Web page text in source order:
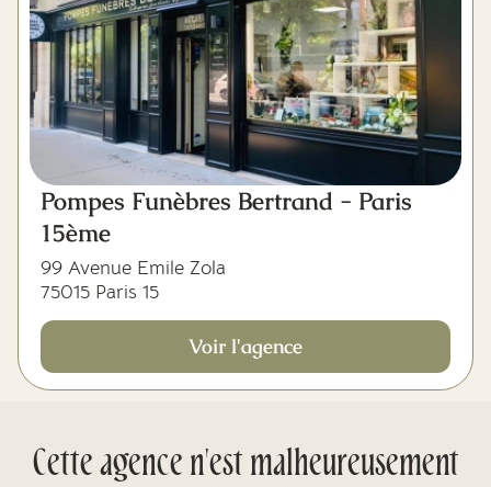
Pompes Funèbres Bertrand - Paris
15ème
99 Avenue Emile Zola
75015 Paris 15
Voir l'agence
Cette agence n'est malheureusement